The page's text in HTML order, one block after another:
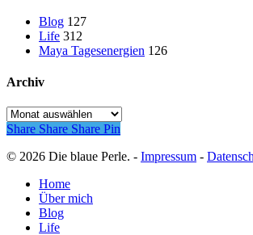
Blog 127
Life 312
Maya Tagesenergien 126
Archiv
Archiv
Share Share Share Pin
© 2026 Die blaue Perle. - Impressum -
Close
Menu
Home
Über mich
Blog
Life